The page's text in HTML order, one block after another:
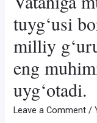
tuyg‘usi
milliy
eng
uyg‘otadi.
Leave a Comment /